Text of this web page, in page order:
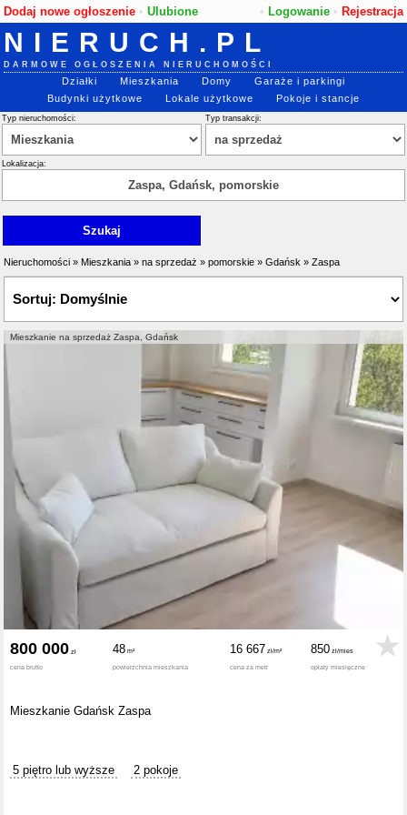
Dodaj nowe ogłoszenie •Ulubione • Logowanie• Rejestracja
NIERUCH.PL
DARMOWE OGŁOSZENIA NIERUCHOMOŚCI
Działki Mieszkania Domy
Garaże i parkingi
Budynki użytkowe
Lokale użytkowe Pokoje i stancje
Typ nieruchomości: Typ transakcji:
Lokalizacja:
Nieruchomości » Mieszkania »na sprzedaż »pomorskie »Gdańsk »Zaspa
Mieszkanie na sprzedaż Zaspa, Gdańsk
800 000
cena brutto
48
powierzchnia mieszkania
16 667
cena za metr
850
opłaty miesięczne
Mieszkanie Gdańsk Zaspa
5 piętro lub wyższe 2 pokoje